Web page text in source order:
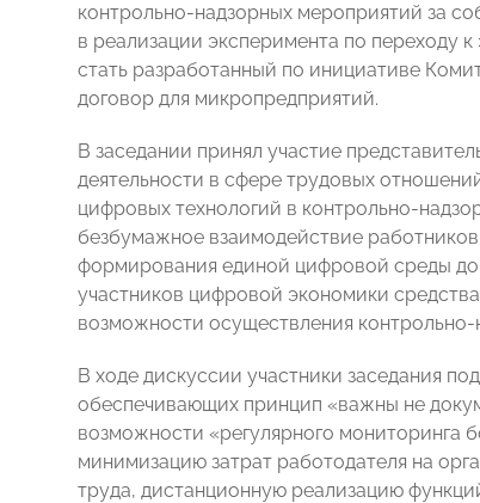
контрольно-надзорных мероприятий за
в реализации эксперимента по переходу
стать разработанный по инициативе
договор для микропредприятий.
В заседании принял участие
деятельности в сфере трудовых
цифровых технологий в контрольно-
безбумажное взаимодействие
формирования единой цифровой среды
участников цифровой экономики
возможности осуществления
В ходе дискуссии участники заседания
обеспечивающих принцип «важны не
возможности «регулярного мониторинга
минимизацию затрат работодателя на
труда, дистанционную реализацию